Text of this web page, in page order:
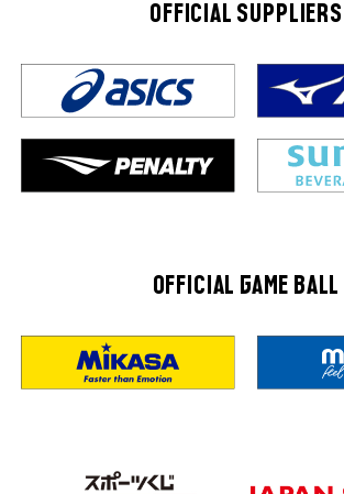
OFFICIAL SUPPLIERS
OFFICIAL GAME BALL